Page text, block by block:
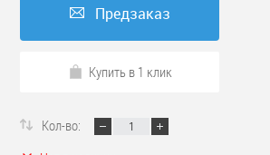
Предзаказ
Купить в 1 клик
Кол-во: